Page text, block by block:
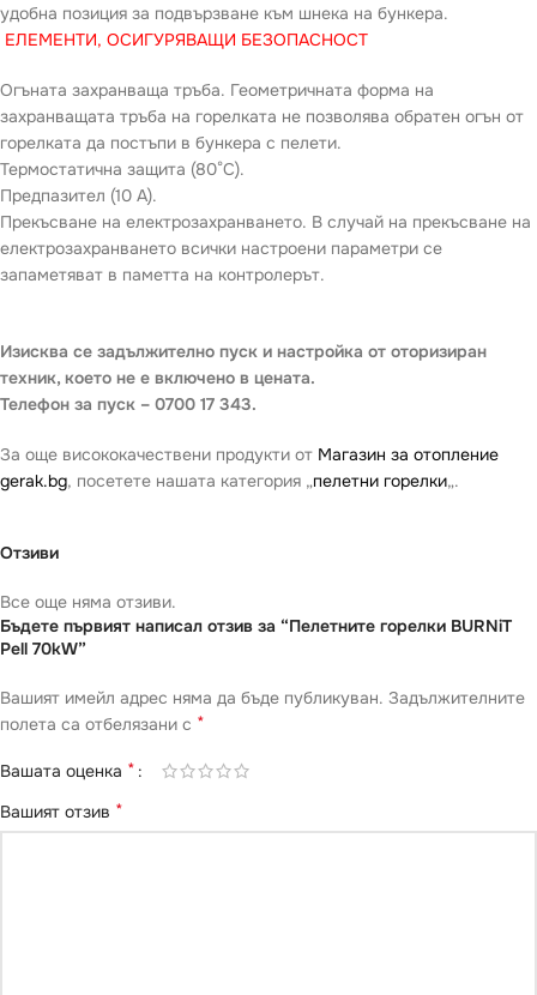
удобна позиция за подвързване към шнека на бункера.
ЕЛЕМЕНТИ, ОСИГУРЯВАЩИ БЕЗОПАСНОСТ
Огъната захранваща тръба. Геометричната форма на
захранващата тръба на горелката не позволява обратен огън от
горелката да постъпи в бункера с пелети.
Термостатична защита (80°С).
Предпазител (10 А).
Прекъсване на електрозахранването. В случай на прекъсване на
електрозахранването всички настроени параметри се
запаметяват в паметта на контролерът.
Изисква се задължително пуск и настройка от оторизиран
техник, което не е включено в цената.
Телефон за пуск – 0700 17 343.
За още висококачествени продукти от Магазин за отопление
gerak.bg, посетете нашата категория „пелетни горелки„.
Отзиви
Все още няма отзиви.
Бъдете първият написал отзив за “Пелетните горелки BURNiT
Pell 70kW”
Вашият имейл адрес няма да бъде публикуван. Задължителните
полета са отбелязани с *
Вашата оценка *
Вашият отзив *